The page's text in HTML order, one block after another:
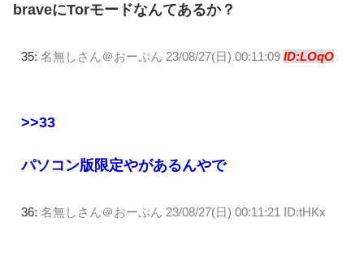
braveにTorモードなんてあるか？
35: 名無しさん＠おーぷん 23/08/27(日) 00:11:09 ID:LOqO
>>33
パソコン版限定やがあるんやで
36: 名無しさん＠おーぷん 23/08/27(日) 00:11:21 ID:tHKx